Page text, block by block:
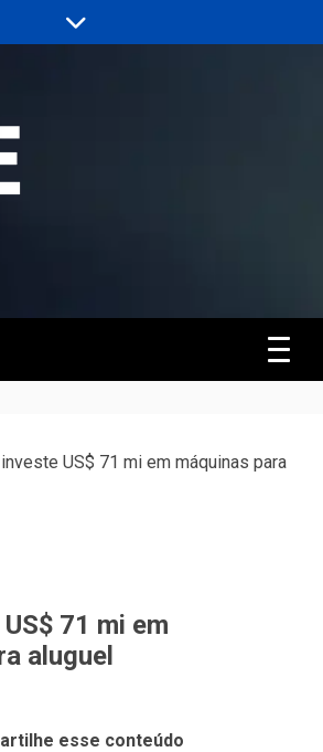
| O
US$ 71 mi em máquinas para
71 mi em
aluguel
esse conteúdo